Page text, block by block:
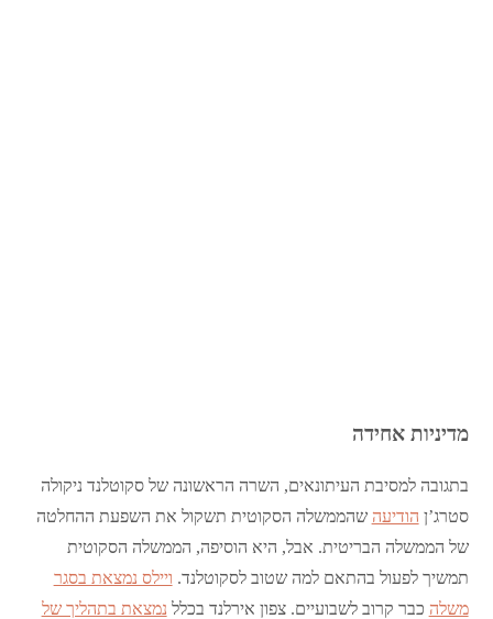
מדיניות אחידה
בתגובה למסיבת העיתונאים, השרה הראשונה של סקוטלנד ניקולה
סטרג’ן הודיעה שהממשלה הסקוטית תשקול את השפעת ההחלטה
של הממשלה הבריטית. אבל, היא הוסיפה, הממשלה הסקוטית
תמשיך לפעול בהתאם למה שטוב לסקוטלנד. ויילס נמצאת בסגר
משלה כבר קרוב לשבועיים. צפון אירלנד בכלל נמצאת בתהליך של